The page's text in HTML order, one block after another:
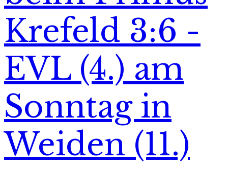
Krefeld 3:6 -
EVL (4.) am
Sonntag in
Weiden (11.)